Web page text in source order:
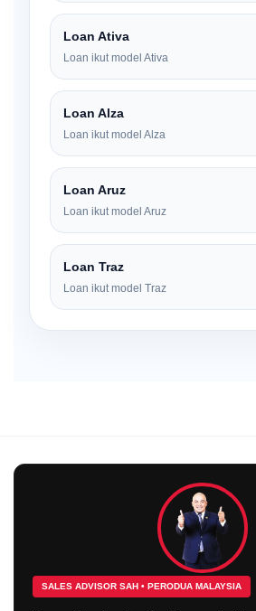
Loan Ativa
Loan ikut model Ativa
Loan Alza
Loan ikut model Alza
Loan Aruz
Loan ikut model Aruz
Loan Traz
Loan ikut model Traz
SALES ADVISOR SAH • PERODUA MALAYSIA